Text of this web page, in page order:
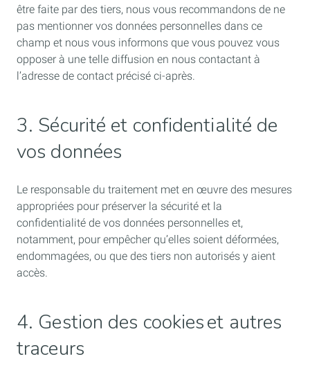
être faite par des tiers, nous vous recommandons de ne
pas mentionner vos données personnelles dans ce
champ et nous vous informons que vous pouvez vous
opposer à une telle diffusion en nous contactant à
l’adresse de contact précisé ci-après.
3. Sécurité et confidentialité de
vos données
Le responsable du traitement met en œuvre des mesures
appropriées pour préserver la sécurité et la
confidentialité de vos données personnelles et,
notamment, pour empêcher qu’elles soient déformées,
endommagées, ou que des tiers non autorisés y aient
accès.
4. Gestion des cookies et autres
traceurs